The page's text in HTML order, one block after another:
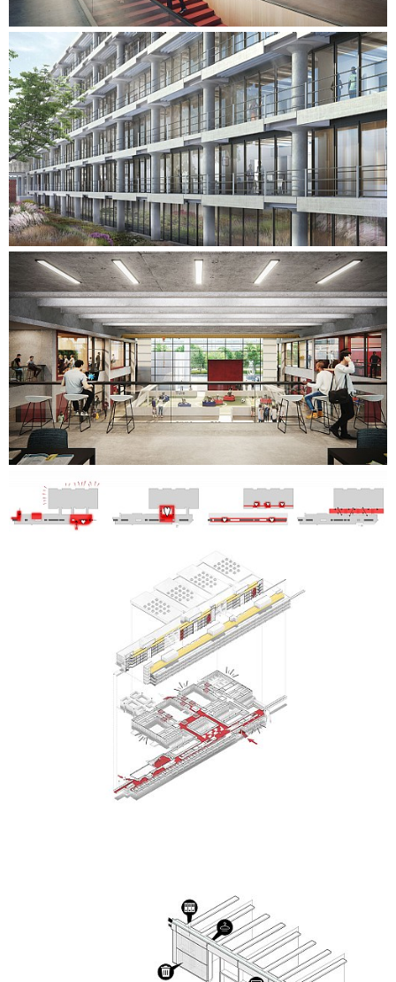
avdelingene er forbundet med flere atrier som sikrer
dagslys hele veien ned gjennom bygningen. På den måten
skapes en betydelig mer energivennlig bygning, som
samtidig understøtter moderne læring og forskning i en
historisk viktig ramme, som også i fremtiden kommer til å
utgjøre en viktig del av universitetets identitet.